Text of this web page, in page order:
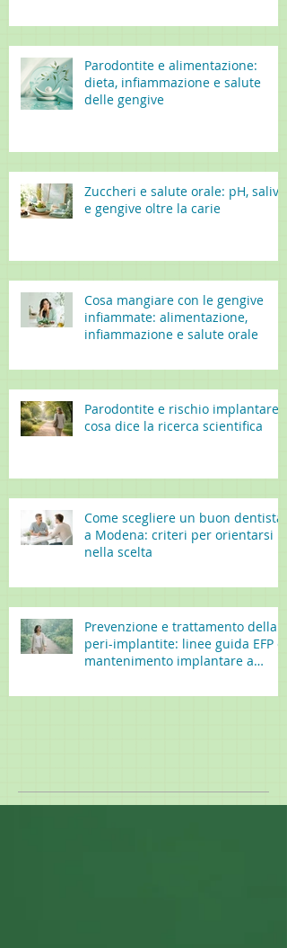
Parodontite e alimentazione:
dieta, infiammazione e salute
delle gengive
Zuccheri e salute orale: pH, saliva
e gengive oltre la carie
Cosa mangiare con le gengive
infiammate: alimentazione,
infiammazione e salute orale
Parodontite e rischio implantare:
cosa dice la ricerca scientifica
Come scegliere un buon dentista
a Modena: criteri per orientarsi
nella scelta
Prevenzione e trattamento della
peri-implantite: linee guida EFP e
mantenimento implantare a